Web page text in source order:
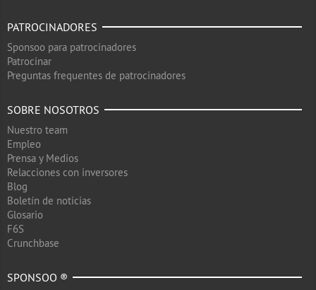
PATROCINADORES
Sponsoo para patrocinadores
Patrocinar
Preguntas frequentes de patrocinadores
SOBRE NOSOTROS
Nuestro team
Empleo
Prensa y Medios
Relacciones con inversores
Blog
Boletín de noticias
Glosario
F6S
Crunchbase
SPONSOO ®